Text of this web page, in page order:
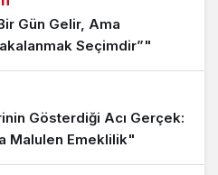
yıl az, etmeyene 19 gün
Gün Gelir, Ama
Seçimdir”"
Gösterdiği Acı Gerçek:
Malulen Emeklilik"